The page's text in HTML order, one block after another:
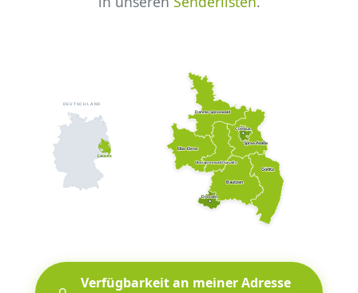
Verfügbarkeit an meiner Adresse